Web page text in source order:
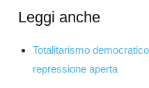
Leggi anche
Totalitarismo
repressione aperta